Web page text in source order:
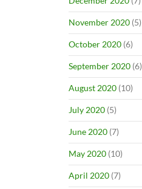
November 2020 (5)
October 2020 (6)
September 2020 (6)
August 2020 (10)
July 2020 (5)
June 2020 (7)
May 2020 (10)
April 2020 (7)